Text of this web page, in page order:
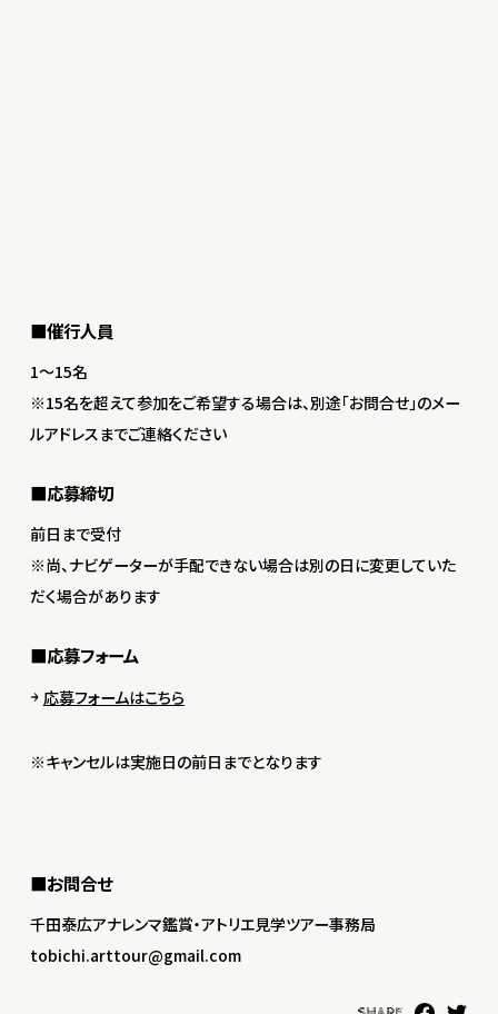
■催行人員
1〜15名
※15名を超えて参加をご希望する場合は、別途「お問合せ」のメー
ルアドレスまでご連絡ください
■応募締切
前日まで受付
※尚、ナビゲーターが手配できない場合は別の日に変更していた
だく場合があります
■応募フォーム
応募フォームはこちら
※キャンセルは実施日の前日までとなります
■お問合せ
千田泰広アナレンマ鑑賞・アトリエ見学ツアー事務局
tobichi.arttour@gmail.com